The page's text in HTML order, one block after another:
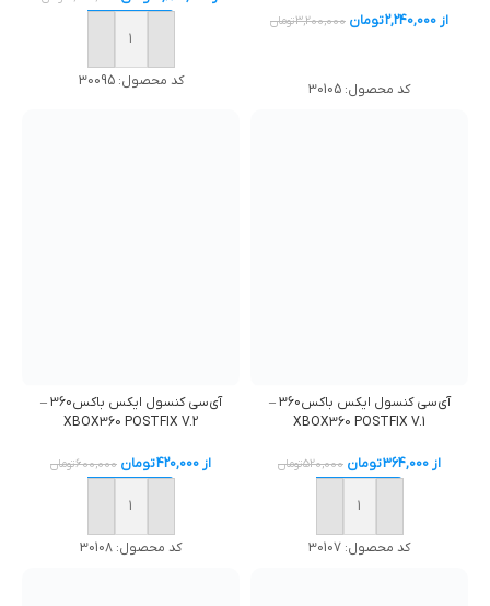
از2,240,000تومان 3,200,000تومان
کد محصول: 30105
خرید
کد محصول:30095
آی‌سی کنسول ایکس باکس360 –
XBOX360 POSTFIX V.1
از 364,000تومان 520,000تومان
خرید
کد محصول: 30107
آی‌سی کنسول ایکس باکس360 –
XBOX360 POSTFIX V.2
از 420,000تومان 600,000تومان
خرید
کد محصول: 30108